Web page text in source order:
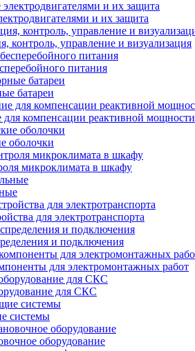
и их защита
контроль, управление и визуализация
питания
батареи
для компенсации реактивной мощности
оболочки
микроклимата в шкафу
для электротранспорта
и подключения
для электромонтажных работ
для СКС
системы
оборудование